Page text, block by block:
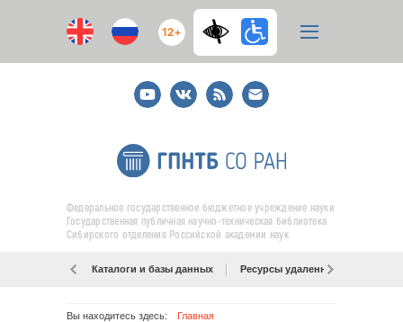
12+
YoutubeВКонтакте
RSS
E-
mail
подписка
Федеральное государственное бюджетное учреждение науки
Государственная публичная научно-техническая библиотека
Сибирского отделения Российской академии наук
Каталоги и базы данных Ресурсы удаленного доступа
Вы находитесь здесь: Главная